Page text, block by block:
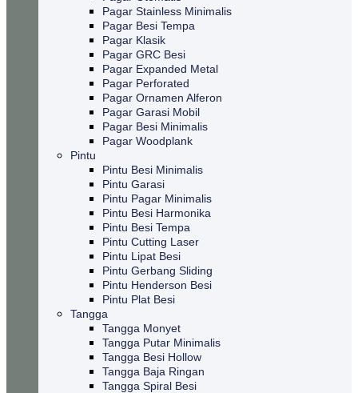
Pagar Stainless Minimalis
Pagar Besi Tempa
Pagar Klasik
Pagar GRC Besi
Pagar Expanded Metal
Pagar Perforated
Pagar Ornamen Alferon
Pagar Garasi Mobil
Pagar Besi Minimalis
Pagar Woodplank
Pintu
Pintu Besi Minimalis
Pintu Garasi
Pintu Pagar Minimalis
Pintu Besi Harmonika
Pintu Besi Tempa
Pintu Cutting Laser
Pintu Lipat Besi
Pintu Gerbang Sliding
Pintu Henderson Besi
Pintu Plat Besi
Tangga
Tangga Monyet
Tangga Putar Minimalis
Tangga Besi Hollow
Tangga Baja Ringan
Tangga Spiral Besi